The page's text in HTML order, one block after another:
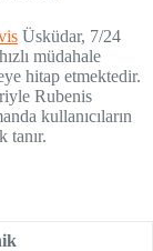
Üsküdar, 7/24
müdahale
hitap etmektedir.
Rubenis
kullanıcıların
tanır.